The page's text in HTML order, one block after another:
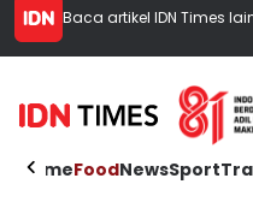
Baca artikel IDN Times
HomeFoodNewsSport